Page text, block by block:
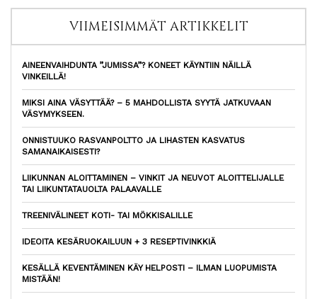
VIIMEISIMMÄT ARTIKKELIT
AINEENVAIHDUNTA ”JUMISSA”? KONEET KÄYNTIIN NÄILLÄ
VINKEILLÄ!
MIKSI AINA VÄSYTTÄÄ? – 5 MAHDOLLISTA SYYTÄ JATKUVAAN
VÄSYMYKSEEN.
ONNISTUUKO RASVANPOLTTO JA LIHASTEN KASVATUS
SAMANAIKAISESTI?
LIIKUNNAN ALOITTAMINEN – VINKIT JA NEUVOT ALOITTELIJALLE
TAI LIIKUNTATAUOLTA PALAAVALLE
TREENIVÄLINEET KOTI- TAI MÖKKISALILLE
IDEOITA KESÄRUOKAILUUN + 3 RESEPTIVINKKIÄ
KESÄLLÄ KEVENTÄMINEN KÄY HELPOSTI – ILMAN LUOPUMISTA
MISTÄÄN!